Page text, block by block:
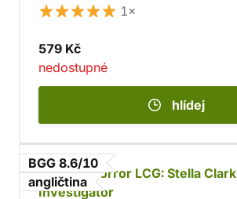
1×
579 Kč
nedostupné
hlídej
BGG 8.6/10
angličtina
Arkham Horror LCG: Stella Clark
Investigator